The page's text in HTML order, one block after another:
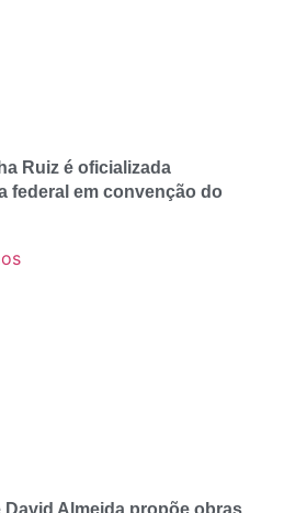
Ruiz é oficializada
federal em convenção do